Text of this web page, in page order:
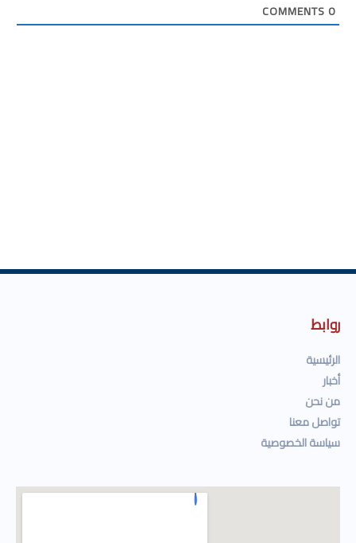
0
روابط
الرئيسية
أخبار
من نحن
تواصل معنا
سياسة الخصوصية